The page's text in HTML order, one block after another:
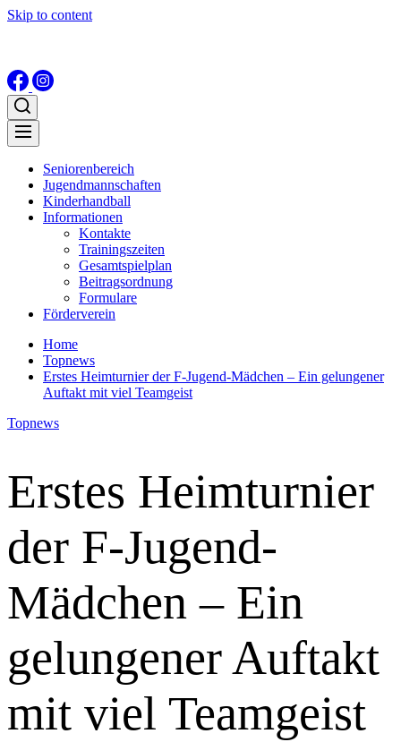
Skip to content
Seniorenbereich
Jugendmannschaften
Kinderhandball
Informationen
Kontakte
Trainingszeiten
Gesamtspielplan
Beitragsordnung
Formulare
Förderverein
Home
Topnews
Erstes Heimturnier der F-Jugend-Mädchen – Ein gelungener
Auftakt mit viel Teamgeist
Topnews
Erstes Heimturnier
der F-Jugend-
Mädchen – Ein
gelungener Auftakt
mit viel Teamgeist